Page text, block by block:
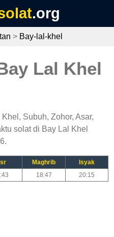
.org
> Bay-lal-khel
Lal Khel
Subuh, Zohor, Asar,
solat di Bay Lal Khel
Maghrib
Isyak
18:47 20:15